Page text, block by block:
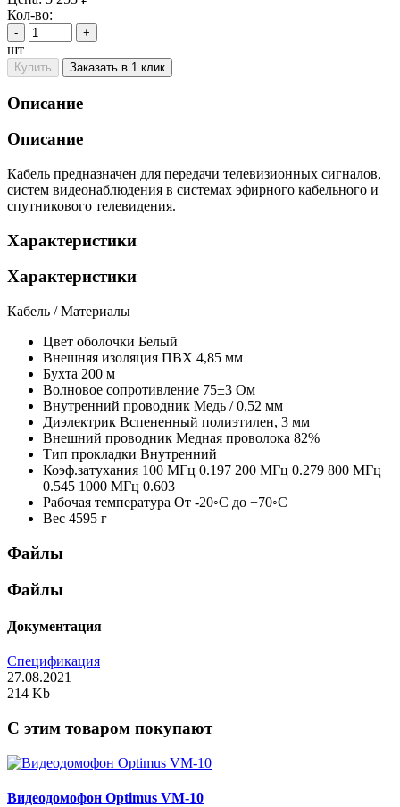
Кол-во:
- +
шт
Купить Заказать в 1 клик
Описание
Описание
Кабель предназначен для передачи телевизионных сигналов,
систем видеонаблюдения в системах эфирного кабельного и
спутникового телевидения.
Характеристики
Характеристики
Кабель / Материалы
Цвет оболочки Белый
Внешняя изоляция ПВХ 4,85 мм
Бухта 200 м
Волновое сопротивление 75±3 Ом
Внутренний проводник Медь / 0,52 мм
Диэлектрик Вспененный полиэтилен, 3 мм
Внешний проводник Медная проволока 82%
Тип прокладки Внутренний
Коэф.затухания 100 МГц 0.197 200 МГц 0.279 800 МГц
0.545 1000 МГц 0.603
Рабочая температура От -20◦С до +70◦С
Вес 4595 г
Файлы
Файлы
Документация
Спецификация
27.08.2021
214 Kb
C этим товаром покупают
Видеодомофон Optimus VM-10